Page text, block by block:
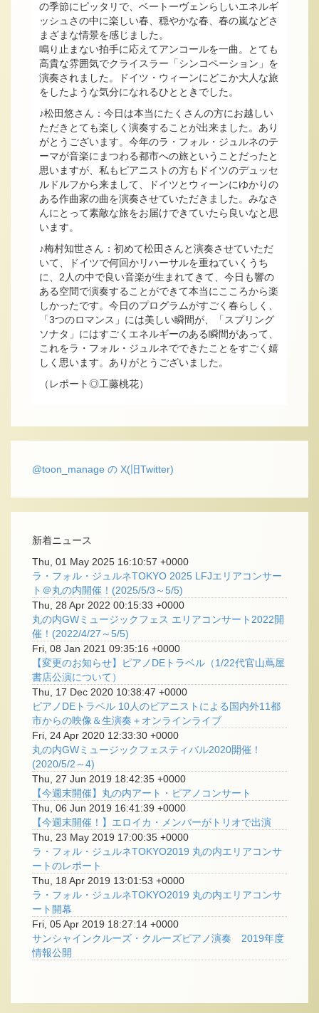
の季節にピッタリで、ベートーヴェンらしいエネルギ
ッシュさの中に楽しい春、穏やかな春、春の嵐などさ
まざまな情景を感じました。
鳴り止まない拍手に応えてアンコールを一曲。とても
高貴な雰囲気でクライスラー「シンコペーション」を
演奏されました。ドイツ・ウィーンにどこか大人な旅
をしたような気分になれるひとときでした。
♪松田悠さん：今日は本当にたくさんの方にお越しい
ただきとても楽しく演奏することが出来ました。あり
がとうございます。今年のラ・フォル・ジュルネのテ
ーマが音楽にまつわる都市への旅ということだったと
思いますが、私もピアニストの方もドイツのデュッセ
ルドルフから来まして、ドイツとウィーンにゆかりの
ある作曲家の曲を演奏させていただきました。みなさ
んにとって素敵な旅をお届けできていたら良いなと思
います。
♪梅村知世さん：初めて松田さんと演奏させていただ
いて、ドイツで何回かリハーサルを重ねていくうち
に、2人の中で良い音楽が生まれてきて、今日も響の
ある空間で演奏することができて本当にこころから楽
しかったです。今日のプログラムがすごく春らしく、
「3つのロマンス」には美しい瞬間が、「スプリング
ソナタ」にはすごくエネルギーのある瞬間があって、
これをラ・フォル・ジュルネでできたことをすごく嬉
しく思います。ありがとうございました。
（レポート◎工藤桃花）
@toon_manage の X(旧Twitter)
新着ニュース
Thu, 01 May 2025 16:10:57 +0000
ラ・フォル・ジュルネTOKYO 2025 LFJエリアコンサー
ト＠丸の内開催！(2025/5/3～5/5)
Thu, 28 Apr 2022 00:15:33 +0000
丸の内GWミュージックフェス エリアコンサート2022開
催！(2022/4/27～5/5)
Fri, 08 Jan 2021 09:35:16 +0000
【変更のお知らせ】ピアノDEトラベル（1/22代官山蔦屋
書店公演について）
Thu, 17 Dec 2020 10:38:47 +0000
ピアノDEトラベル 10人のピアニストによる国内外11都
市からの映像＆生演奏＋オンラインライブ
Fri, 24 Apr 2020 12:33:30 +0000
丸の内GWミュージックフェスティバル2020開催！
(2020/5/2～4)
Thu, 27 Jun 2019 18:42:35 +0000
【今週末開催】丸の内アート・ピアノコンサート
Thu, 06 Jun 2019 16:41:39 +0000
【今週末開催！】エロイカ・メンバーがトリオで出演
Thu, 23 May 2019 17:00:35 +0000
ラ・フォル・ジュルネTOKYO2019 丸の内エリアコンサ
ートのレポート
Thu, 18 Apr 2019 13:01:53 +0000
ラ・フォル・ジュルネTOKYO2019 丸の内エリアコンサ
ート開幕
Fri, 05 Apr 2019 18:27:14 +0000
サンシャインクルーズ・クルーズピアノ演奏 2019年度
情報公開